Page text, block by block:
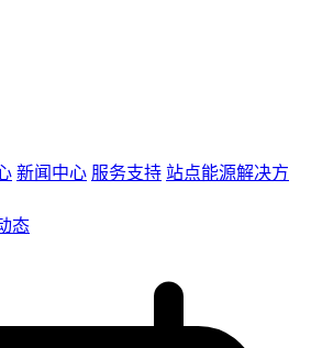
新闻中心 服务支持 站点能源解决方
态